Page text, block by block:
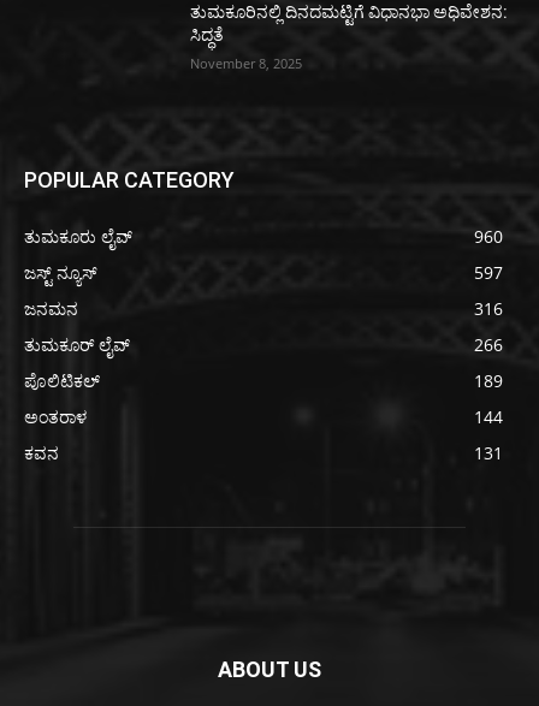
ತುಮಕೂರಿನಲ್ಲಿ ದಿನದಮಟ್ಟಿಗೆ ವಿಧಾನಭಾ ಅಧಿವೇಶನ:
ಸಿದ್ಧತೆ
November 8, 2025
POPULAR CATEGORY
ತುಮಕೂರು ಲೈವ್
960
ಜಸ್ಟ್ ನ್ಯೂಸ್
597
ಜನಮನ
316
ತುಮಕೂರ್ ಲೈವ್
266
ಪೊಲಿಟಿಕಲ್
189
ಅಂತರಾಳ
144
ಕವನ
131
ABOUT US